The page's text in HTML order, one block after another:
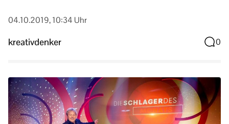
04.10.2019, 10:34 Uhr
kreativdenker 0